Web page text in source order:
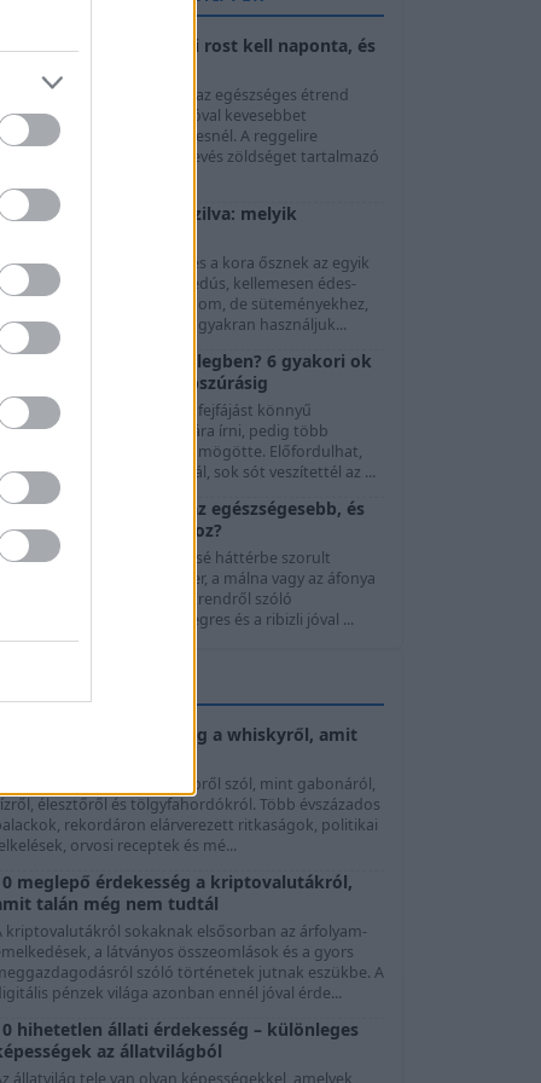
rostbevitel: mennyi rost kell naponta, és
A megfelelő napi rostbevitel az egészséges étrend
egyik alapja, mégis könnyű jóval kevesebbet
belőle a szükségesnél. A reggelire
választott péksütemény, a kevés zöldséget tartalmazó
szilva vagy aszalt szilva: melyik
A friss szilva a nyár végének és a kora ősznek az egyik
gyümölcse. Lédús, kellemesen édes-
savanykás, önmagában is finom, de süteményekhez,
levesekhez és lekvárokhoz is gyakran használjuk...
Miért fájhat a fejed a melegben? 6 gyakori ok
a folyadékhiánytól a napszúrásig
nyári melegben jelentkező fejfájást könnyű
egyszerűen a hőség számlájára írni, pedig több
különböző folyamat is állhat mögötte. Előfordulhat,
hogy túl kevés folyadékot ittál, sok sót veszítettél az ...
Egres vs. ribizli: melyik az egészségesebb, és
melyik jobb fogyókúrához?
egres és a ribizli a nyár kissé háttérbe szorult
gyümölcsei. Miközben az eper, a málna vagy az áfonya
szinte minden egészséges étrendről szóló
összeállításban szerepel, az egres és a ribizli jóval ...
10 elképesztő érdekesség a whiskyről, amit
A whisky története jóval többről szól, mint gabonáról,
élesztőről és tölgyfahordókról. Több évszázados
rekordáron elárverezett ritkaságok, politikai
orvosi receptek és mé...
meglepő érdekesség a kriptovalutákról,
talán még nem tudtál
kriptovalutákról sokaknak elsősorban az árfolyam-
a látványos összeomlások és a gyors
szóló történetek jutnak eszükbe. A
pénzek világa azonban ennél jóval érde...
hihetetlen állati érdekesség – különleges
az állatvilágból
állatvilág tele van olyan képességekkel, amelyek